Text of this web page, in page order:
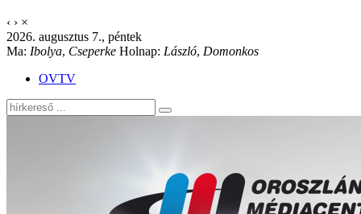
‹ › ×
2026. augusztus 7., péntek
Ma: Ibolya, Cseperke Holnap: László, Domonkos
OVTV